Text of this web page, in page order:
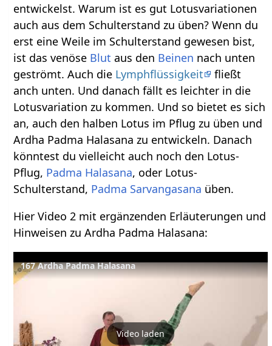
entwickelst. Warum ist es gut Lotusvariationen
auch aus dem Schulterstand zu üben? Wenn du
erst eine Weile im Schulterstand gewesen bist,
ist das venöse Blut aus den Beinen nach unten
geströmt. Auch die Lymphflüssigkeit
fließt
anch unten. Und danach fällt es leichter in die
Lotusvariation zu kommen. Und so bietet es sich
an, auch den halben Lotus im Pflug zu üben und
Ardha Padma Halasana zu entwickeln. Danach
könntest du vielleicht auch noch den Lotus-
Pflug, Padma Halasana, oder Lotus-
Schulterstand, Padma Sarvangasana üben.
Hier Video 2 mit ergänzenden Erläuterungen und
Hinweisen zu Ardha Padma Halasana:
167 Ardha Padma Halasana
Video laden